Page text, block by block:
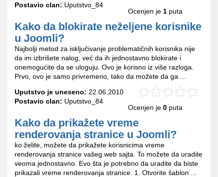
Postavio clan: Uputstvo_84
Ocenjen je 1 puta
Kako da blokirate neželjene korisnike
u Joomli?
Najbolji metod za isključivanje problematičnih korisnika nije
da im izbrišete nalog, već da ih jednostavno blokirate i
onemogućite da se uloguju. Ovo je korisno iz više razloga.
Prvo, ovo je samo privremeno, tako da možete da ga ...
Uputstvo je uneseno: 22.06.2010
Postavio clan: Uputstvo_84
Ocenjen je 0 puta
Kako da prikažete vreme
renderovanja stranice u Joomli?
ko želite, možete da prikažete korisnicima vreme
renderovanja stranice vašeg web sajta. To možete da uradite
veoma jednostavno. Evo šta je potrebno da uradite da biste
prikazali vreme renderovanja stranice. 1. Otvorite šablon ...